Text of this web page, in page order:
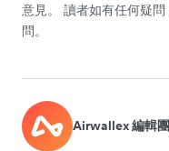
意見。 讀者如有任何疑
問。
Airwallex 編輯